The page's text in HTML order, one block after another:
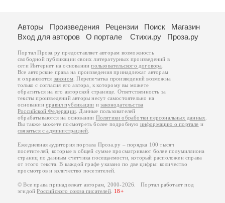
Авторы Произведения Рецензии Поиск
Магазин
Вход для авторов
О портале Стихи.ру Проза.ру
Портал Проза.ру предоставляет авторам возможность
свободной публикации своих литературных произведений в
сети Интернет на основаниипользовательского договора.
Все авторские права на произведения принадлежат авторам
и охраняются законом. Перепечатка произведений возможна
только с согласия его автора, к которому вы можете
обратиться на его авторской странице. Ответственность за
тексты произведений авторы несут самостоятельно на
основанииправил публикации изаконодательства
Российской Федерации. Данные пользователей
обрабатываются на основании Политики обработки персональных данных.
Вы также можете посмотреть более подробную информацию о портале и
связаться с администрацией.
Ежедневная аудитория портала Проза.ру – порядка 100 тысяч
посетителей, которые в общей сумме просматривают более полумиллиона
страниц по данным счетчика посещаемости, который расположен справа
от этого текста. В каждой графе указано по две цифры: количество
просмотров и количество посетителей.
© Все права принадлежат авторам, 2000-2026. Портал работает под
эгидойРоссийского союза писателей. 18+